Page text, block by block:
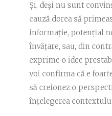
Și, deși nu sunt
cauză dorea să
informație, potențial
învățare, sau, din
exprime o idee
voi confirma că e
să creionez o
înțelegerea